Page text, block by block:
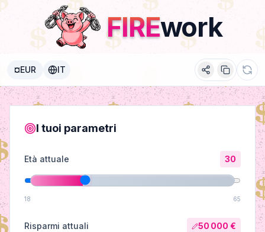
FIRE
FIREwork
¤EUR IT
I tuoi parametri
Età attuale 30
18 65
Risparmi attuali 50 000 €